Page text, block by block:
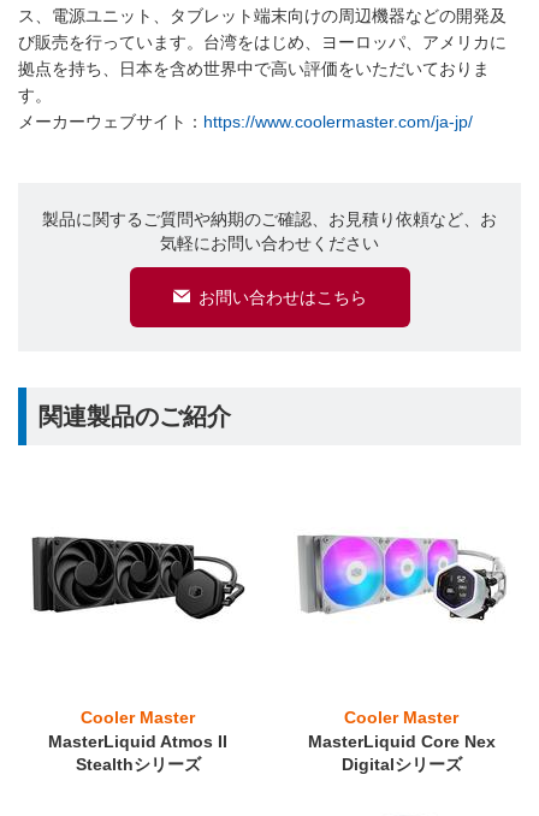
ス、電源ユニット、タブレット端末向けの周辺機器などの開発及
び販売を行っています。台湾をはじめ、ヨーロッパ、アメリカに
拠点を持ち、日本を含め世界中で高い評価をいただいておりま
す。
メーカーウェブサイト： https://www.coolermaster.com/ja-jp/
製品に関するご質問や納期のご確認、お見積り依頼など、お
気軽にお問い合わせください
お問い合わせはこちら
関連製品のご紹介
Cooler Master
MasterLiquid Atmos II
Stealthシリーズ
Cooler Master
MasterLiquid Core Nex
Digitalシリーズ